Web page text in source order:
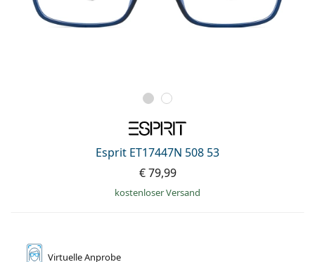
Esprit ET17447N 508 53
€ 79,99
kostenloser Versand
VirtuelleAnprobe